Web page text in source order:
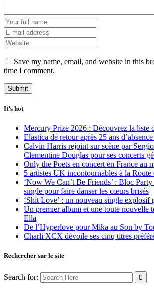
Save my name, email, and website in this
time I comment.
It’s hot
Mercury Prize 2026 : Découvrez la liste
Elastica de retour après 25 ans
Calvin Harris rejoint sur scène par
Clementine Douglas pour ses concerts
Only the Poets en concert en France au
5 artistes UK incontournables à la
‘Now We Can’t Be Friends’ : Bloc
single pour faire danser les cœurs brisés
‘Shit Love’ : un nouveau single explosif
Un premier album et une toute nouvelle
Ella
De l’Hyperlove pour Mika au Son by
Charli XCX dévoile ses cinq titres
Rechercher sur le site
Search for: